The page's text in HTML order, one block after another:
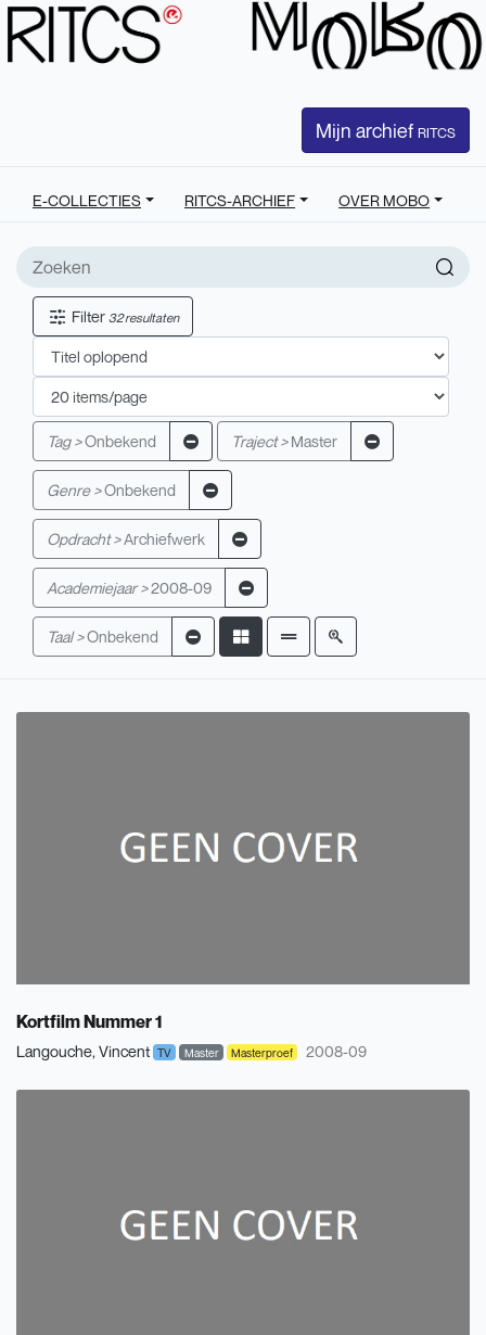
Mijn archief RITCS
E-COLLECTIES RITCS-ARCHIEF OVER MOBO
Filter32 resultaten
Tag >Onbekend Traject > Master
Genre >Onbekend
Opdracht >Archiefwerk
Academiejaar >2008-09
Taal >Onbekend
Kortfilm Nummer 1
Langouche, Vincent TV Master Masterproef 2008-09